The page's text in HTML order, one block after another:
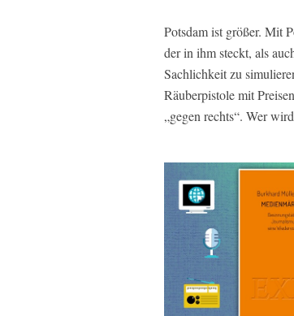
Potsdam ist größer. Mit
der in ihm steckt, als
Sachlichkeit zu
Räuberpistole mit
„gegen rechts“. Wer